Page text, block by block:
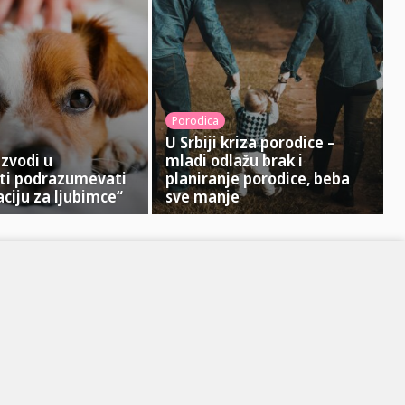
u
podrazumevati
za ljubimce“
Porodica
U Srbiji kriza porodice –
mladi odlažu brak i
planiranje porodice, beba
sve manje